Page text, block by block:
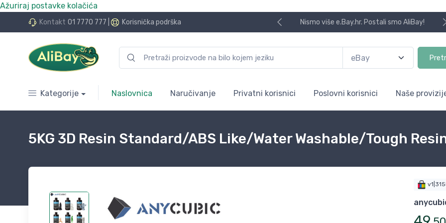
Ažuriraj postavke kolačića
Kontakt 01 7770 777 Korisnička podrška
24 rate bez kamata Nismo više e.Bay.hr. Postali smo AliBay!
Kategorije Naslovnica Naručivanje Privatni korisnici Poslovni korisnici Naše
5KG 3D Resin Standard/ABS Like/Water Washable/Tough